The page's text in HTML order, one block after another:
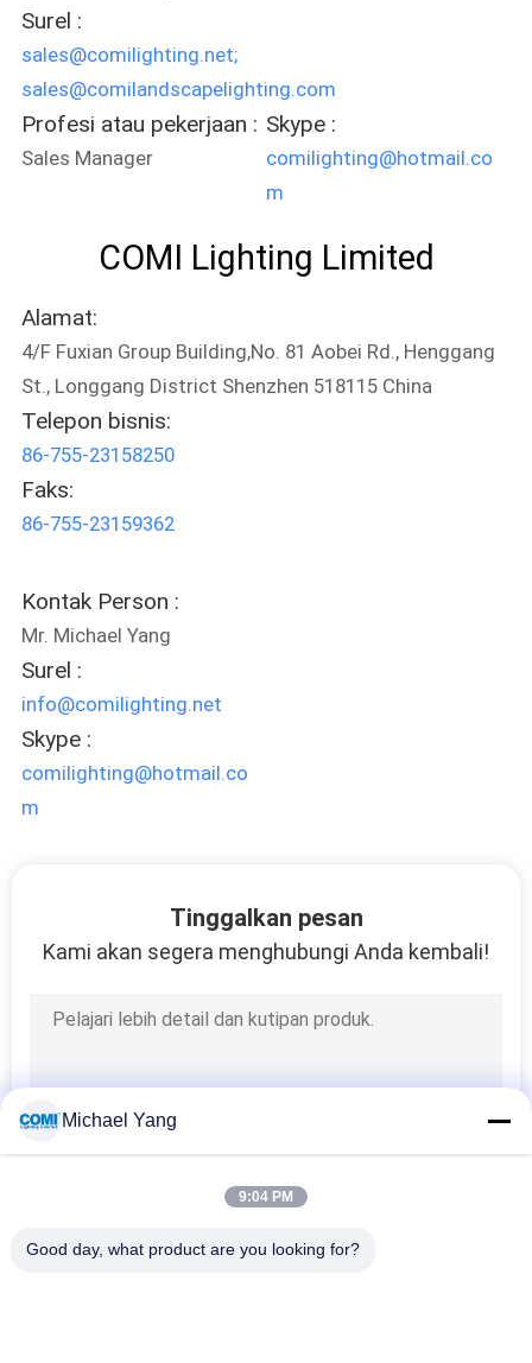
KASUS
SITEMAP
PRIVASI
Surel :
sales@comilighting.net;
sales@comilandscapelighting.com
Profesi atau pekerjaan :
Sales Manager
Skype :
comilighting@hotmail.co
m
COMI Lighting Limited
Alamat:
4/F Fuxian Group Building,No. 81 Aobei Rd., Henggang
St., Longgang District Shenzhen 518115 China
Telepon bisnis:
86-755-23158250
Faks:
86-755-23159362
Kontak Person :
Mr. Michael Yang
Surel :
info@comilighting.net
Skype :
comilighting@hotmail.co
m
Tinggalkan pesan
Kami akan segera menghubungi Anda kembali!
Michael Yang
9:04 PM
Good day, what product are you looking for?